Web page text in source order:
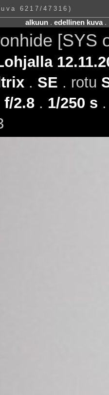
6217/47316)
alkuun. edellinen kuva.
[SYS
. SE . rotu
f/2.8. 1/250 s